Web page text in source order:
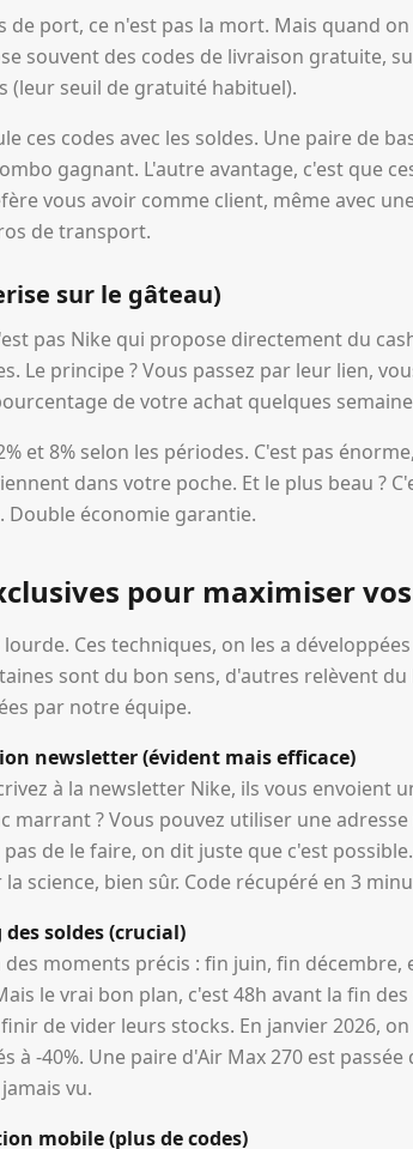
de port, ce n'est pas la mort. Mais quand
souvent des codes de livraison gratuite,
(leur seuil de gratuité habituel).
ces codes avec les soldes. Une paire de
gagnant. L'autre avantage, c'est que
vous avoir comme client, même avec
de transport.
sur le gâteau)
pas Nike qui propose directement du
Le principe ? Vous passez par leur lien,
de votre achat quelques
et 8% selon les périodes. C'est pas
dans votre poche. Et le plus beau ?
Double économie garantie.
pour maximiser
Ces techniques, on les a
sont du bon sens, d'autres relèvent
par notre équipe.
newsletter (évident mais efficace)
à la newsletter Nike, ils vous envoient
marrant ? Vous pouvez utiliser une
de le faire, on dit juste que c'est
science, bien sûr. Code récupéré en 3
soldes (crucial)
des moments précis : fin juin, fin
le vrai bon plan, c'est 48h avant la fin
de vider leurs stocks. En janvier 2026, on
à -40%. Une paire d'Air Max 270 est
vu.
mobile (plus de codes)